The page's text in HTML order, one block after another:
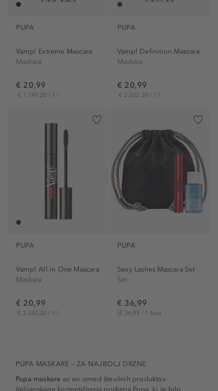
PUPA
Vamp! Extreme Mascara
Maskara
€ 20,99
€ 1.749,20 / 1 l
PUPA
Vamp! Definition Mascara
Maskara
€ 20,99
€ 2.332,20 / 1 l
PUPA
Vamp! All in One Mascara
Maskara
€ 20,99
€ 2.332,20 / 1 l
PUPA
Sexy Lashes Mascara Set
Set
€ 36,99
(€ 36,99 / 1 kos)
PUPA MASKARE – ZA NAJBOLJ DRZNE
Pupa maskare so en izmed številnih produktov
italijanskega kozmetičnega podjetja Pupa, ki je bilo